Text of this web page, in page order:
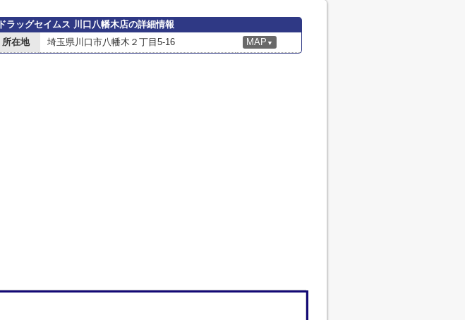
ドラッグセイムス 川口八幡木店の詳細情報
所在地
埼玉県川口市八幡木２丁目5-16 MAP ▼